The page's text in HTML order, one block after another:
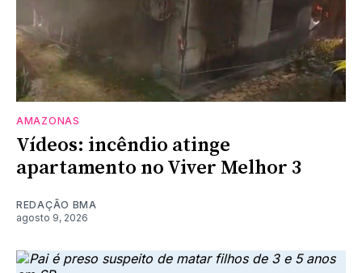
AMAZONAS
Vídeos: incêndio atinge
apartamento no Viver Melhor 3
REDAÇÃO BMA
agosto 9, 2026